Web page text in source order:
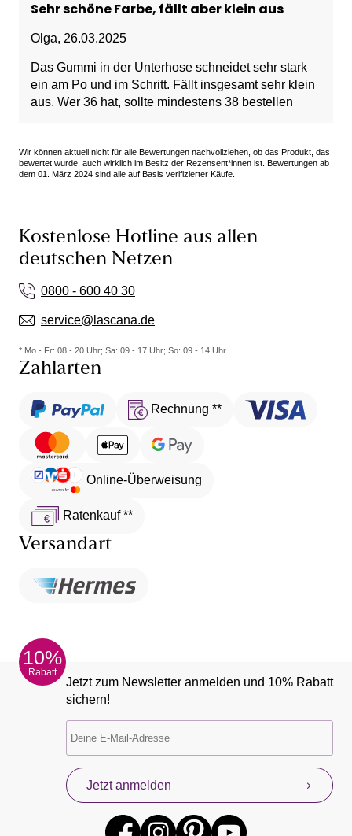
Sehr schöne Farbe, fällt aber klein aus
Olga, 26.03.2025
Das Gummi in der Unterhose schneidet sehr stark
ein am Po und im Schritt. Fällt insgesamt sehr klein
aus. Wer 36 hat, sollte mindestens 38 bestellen
Wir können aktuell nicht für alle Bewertungen nachvollziehen, ob das Produkt, das
bewertet wurde, auch wirklich im Besitz der Rezensent*innen ist. Bewertungen ab
dem 01. März 2024 sind alle auf Basis verifizierter Käufe.
Kostenlose Hotline aus allen
deutschen Netzen
0800 - 600 40 30
service@lascana.de
* Mo - Fr: 08 - 20 Uhr; Sa: 09 - 17 Uhr; So: 09 - 14 Uhr.
Zahlarten
Rechnung **
Online-Überweisung
Ratenkauf **
Versandart
10%
Rabatt
Jetzt zum Newsletter anmelden und 10% Rabatt
sichern!
Jetzt anmelden